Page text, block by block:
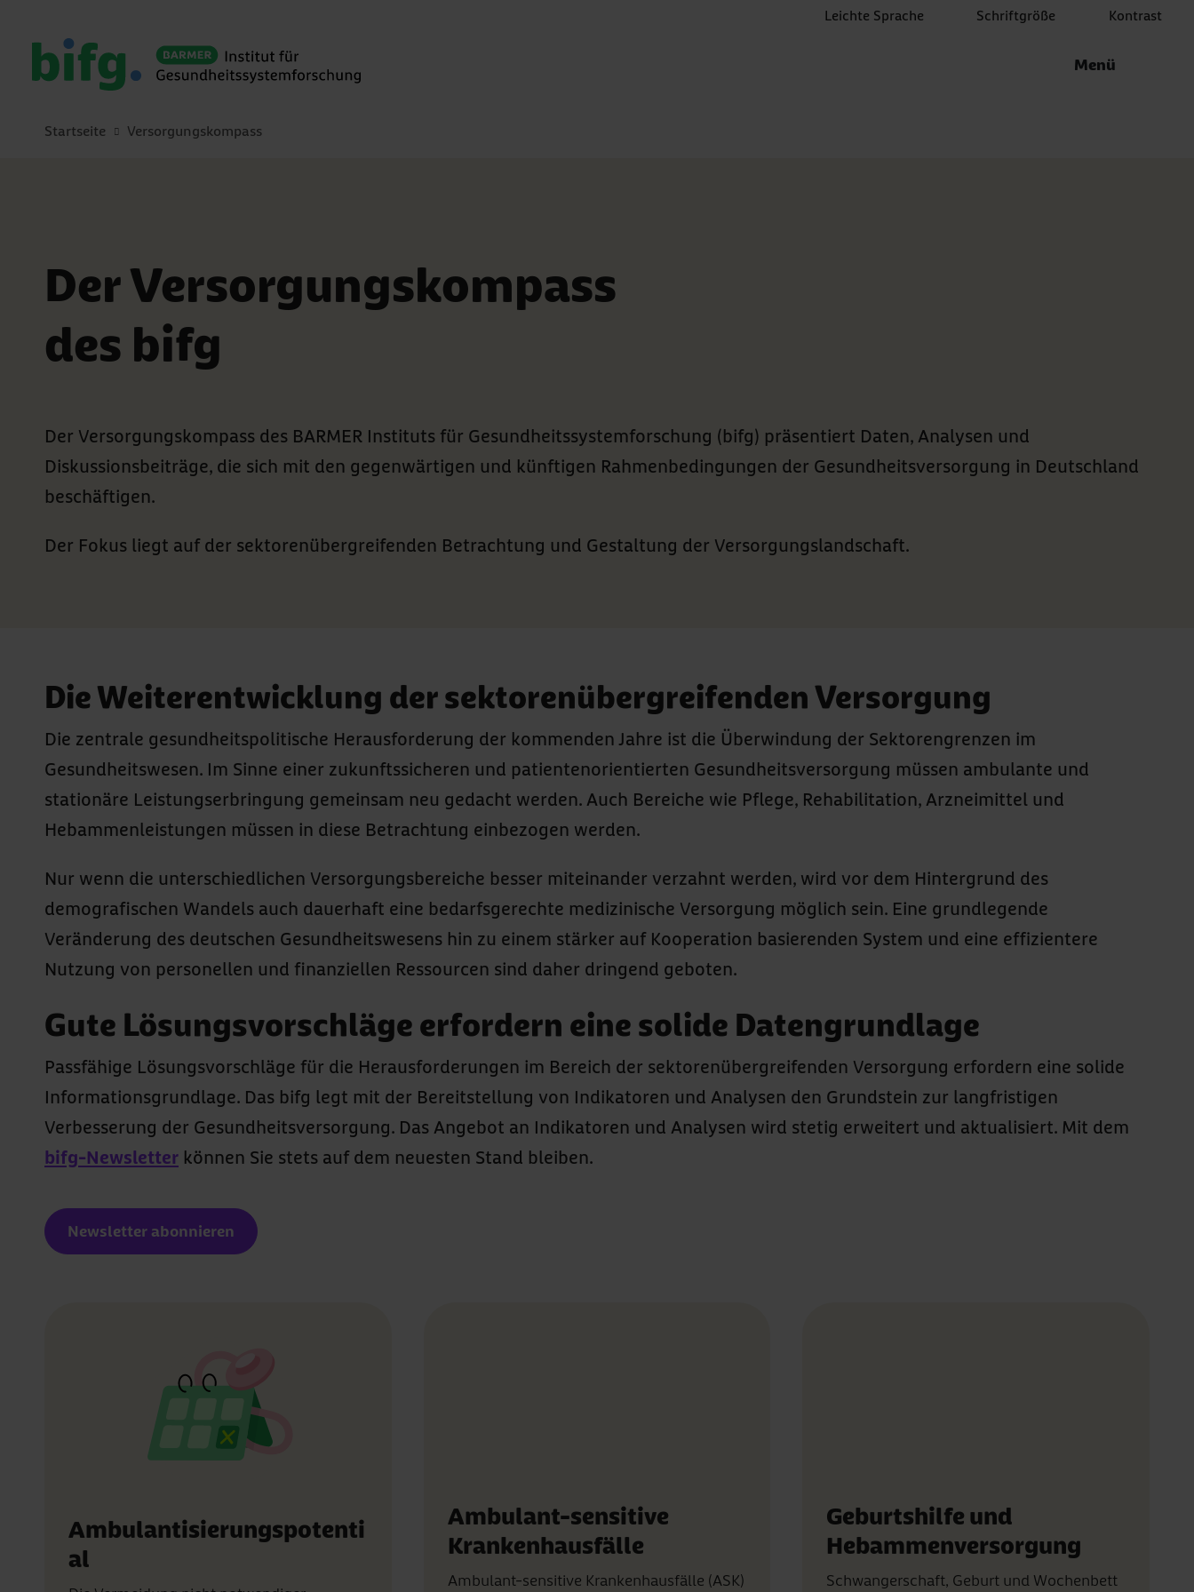
Leichte Sprache Schriftgröße Kontrast
Menü
Startseite Versorgungskompass
Der Versorgungskompass
des bifg
Der Versorgungskompass des BARMER Instituts für Gesundheitssystemforschung (bifg) präsentiert Daten, Analysen und
Diskussionsbeiträge, die sich mit den gegenwärtigen und künftigen Rahmenbedingungen der Gesundheitsversorgung in Deutschland
beschäftigen.
Der Fokus liegt auf der sektorenübergreifenden Betrachtung und Gestaltung der Versorgungslandschaft.
Die Weiterentwicklung der sektorenübergreifenden Versorgung
Die zentrale gesundheitspolitische Herausforderung der kommenden Jahre ist die Überwindung der Sektorengrenzen im
Gesundheitswesen. Im Sinne einer zukunftssicheren und patientenorientierten Gesundheitsversorgung müssen ambulante und
stationäre Leistungserbringung gemeinsam neu gedacht werden. Auch Bereiche wie Pflege, Rehabilitation, Arzneimittel und
Hebammenleistungen müssen in diese Betrachtung einbezogen werden.
Nur wenn die unterschiedlichen Versorgungsbereiche besser miteinander verzahnt werden, wird vor dem Hintergrund des
demografischen Wandels auch dauerhaft eine bedarfsgerechte medizinische Versorgung möglich sein. Eine grundlegende
Veränderung des deutschen Gesundheitswesens hin zu einem stärker auf Kooperation basierenden System und eine effizientere
Nutzung von personellen und finanziellen Ressourcen sind daher dringend geboten.
Gute Lösungsvorschläge erfordern eine solide Datengrundlage
Passfähige Lösungsvorschläge für die Herausforderungen im Bereich der sektorenübergreifenden Versorgung erfordern eine solide
Informationsgrundlage. Das bifg legt mit der Bereitstellung von Indikatoren und Analysen den Grundstein zur langfristigen
Verbesserung der Gesundheitsversorgung. Das Angebot an Indikatoren und Analysen wird stetig erweitert und aktualisiert. Mit dem
bifg-Newsletter können Sie stets auf dem neuesten Stand bleiben.
Newsletter abonnieren
Ambulantisierungspotenti
al
Ambulant-sensitive
Krankenhausfälle
Ambulant-sensitive Krankenhausfälle (ASK)
Geburtshilfe und
Hebammenversorgung
Schwangerschaft, Geburt und Wochenbett